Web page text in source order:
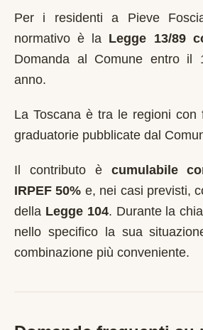
Per i residenti a Pieve
normativo è la Legge 13/89
Domanda al Comune entro il
anno.
La Toscana è tra le regioni con
graduatorie pubblicate dal
Il contributo è cumulabile
IRPEF 50% e, nei casi previsti,
della Legge 104. Durante la
nello specifico la sua
combinazione più conveniente.